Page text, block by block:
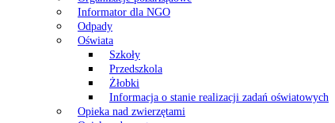
Informator dla NGO
Odpady
Oświata
Szkoły
Przedszkola
Żłobki
Informacja o stanie realizacji zadań oświatowych
Opieka nad zwierzętami